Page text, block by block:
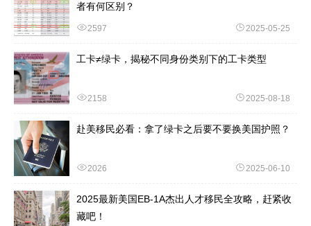
者有何区别？
2597 2025-05-25
工卡≠绿卡，揭秘不同身份类别下的工卡类型
2158 2025-08-18
赴美移民必看：拿了绿卡之后要不要换美国护照？
2026 2025-06-10
2025最新美国EB-1A杰出人才移民全攻略，赶紧收
藏吧！